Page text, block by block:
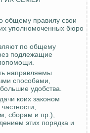
общему правилу свои
уполномоченных бюро
по общему
подлежащие
направляемы
способами,
удобства.
коих законом
сборам и пр.),
этих порядка и